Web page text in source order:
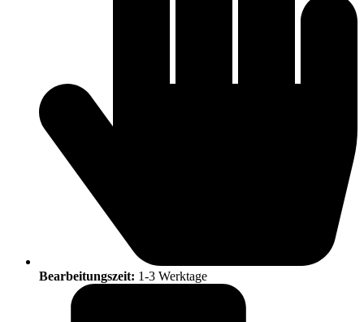
Bearbeitungszeit: 1-3 Werktage